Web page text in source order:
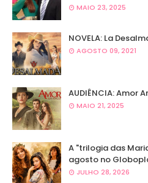
MAIO 23, 2025
NOVELA: La
AGOSTO 09, 2021
AUDIÊNCIA: Amor
MAIO 21, 2025
A "trilogia das
agosto no
JULHO 28, 2026